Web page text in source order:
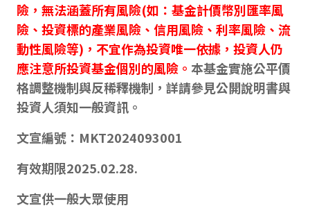
險，無法涵蓋所有風險(如：基金計價幣別匯率風
險、投資標的產業風險、信用風險、利率風險、流
動性風險等)，不宜作為投資唯一依據，投資人仍
應注意所投資基金個別的風險。 本基金實施公平價
格調整機制與反稀釋機制，詳請參見公開說明書與
投資人須知一般資訊。
文宣編號：MKT2024093001
有效期限2025.02.28.
文宣供一般大眾使用